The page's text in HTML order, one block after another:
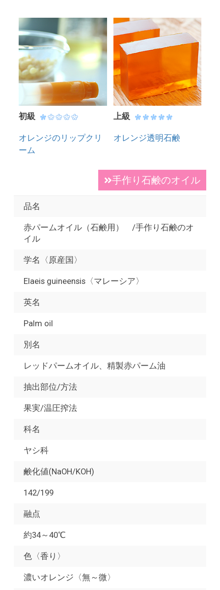
初級
オレンジのリップクリ
ーム
上級
オレンジ透明石鹸
手作り石鹸のオイル
品名
赤パームオイル（石鹸用） /手作り石鹸のオ
イル
学名〈原産国〉
Elaeis guineensis〈マレーシア〉
英名
Palm oil
別名
レッドパームオイル、精製赤パーム油
抽出部位/方法
果実/温圧搾法
科名
ヤシ科
鹸化値(NaOH/KOH)
142/199
融点
約34～40℃
色〈香り〉
濃いオレンジ〈無～微〉